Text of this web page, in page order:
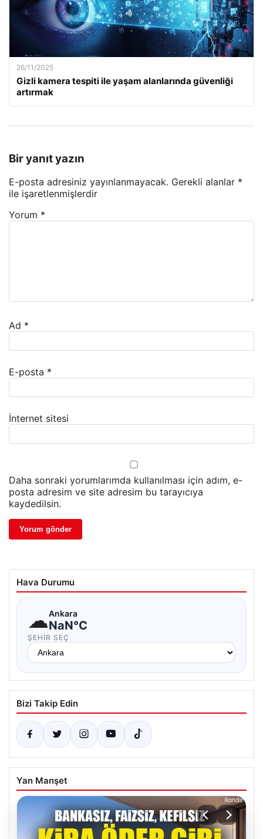
26/11/2025
Gizli kamera tespiti ile yaşam alanlarında güvenliği
artırmak
Bir yanıt yazın
E-posta adresiniz yayınlanmayacak. Gerekli alanlar *
ile işaretlenmişlerdir
Yorum *
Ad *
E-posta *
İnternet sitesi
Daha sonraki yorumlarımda kullanılması için adım, e-
posta adresim ve site adresim bu tarayıcıya
kaydedilsin.
Hava Durumu
☁Ankara
NaN°C
ŞEHIR SEÇ
Bizi Takip Edin
Yan Manşet